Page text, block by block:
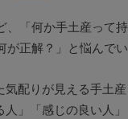
、「何か手土産って
が正解？」と悩んで
気配りが見える手土
人」「感じの良い人